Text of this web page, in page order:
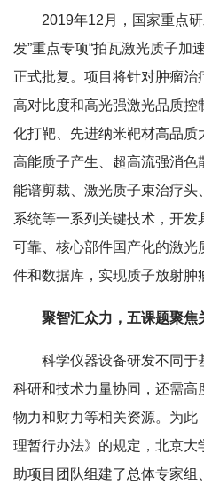
2019年12月，国家重点
发”重点专项“拍瓦激光质子加
正式批复。项目将针对肿瘤治
高对比度和高光强激光品质
化打靶、先进纳米靶材高品
高能质子产生、超高流强消
能谱剪裁、激光质子束治疗头
系统等一系列关键技术，开
可靠、核心部件国产化的激
件和数据库，实现质子放射肿
聚智汇众力，五课题聚焦
科学仪器设备研发不同于
科研和技术力量协同，还需高
物力和财力等相关资源。为
理暂行办法》的规定，北京
助项目团队组建了总体专家